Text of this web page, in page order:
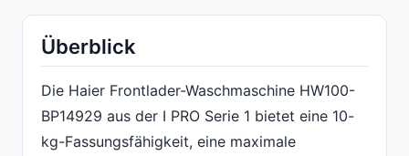
Überblick
Die Haier Frontlader-Waschmaschine HW100-
BP14929 aus der I PRO Serie 1 bietet eine 10-
kg-Fassungsfähigkeit, eine maximale